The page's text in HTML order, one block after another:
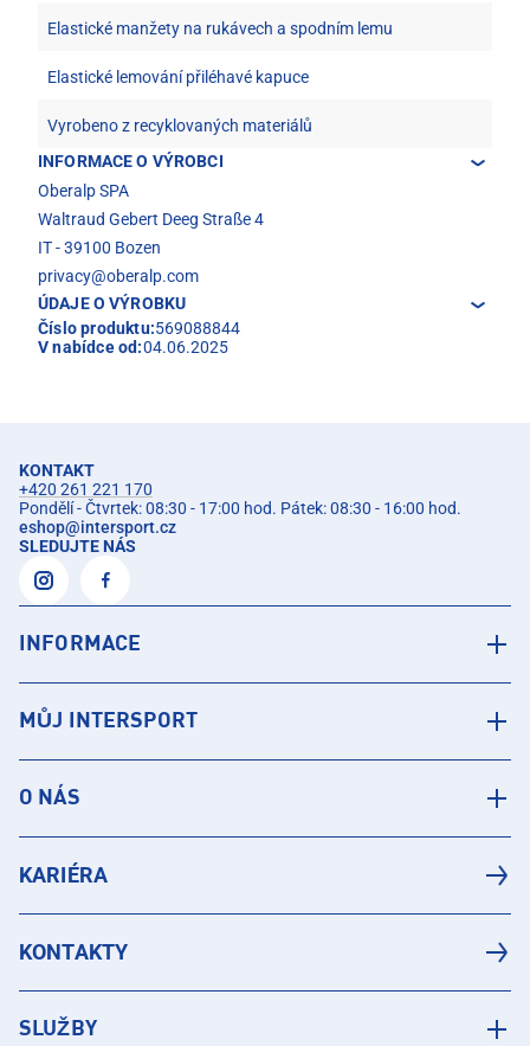
Elastické manžety na rukávech a spodním lemu
Elastické lemování přiléhavé kapuce
Vyrobeno z recyklovaných materiálů
INFORMACE O VÝROBCI
Oberalp SPA
Waltraud Gebert Deeg Straße 4
IT - 39100 Bozen
privacy@oberalp.com
ÚDAJE O VÝROBKU
Číslo produktu:569088844
V nabídce od:04.06.2025
KONTAKT
+420 261 221 170
Pondělí - Čtvrtek: 08:30 - 17:00 hod. Pátek: 08:30 - 16:00 hod.
eshop@intersport.cz
SLEDUJTE NÁS
INFORMACE
MŮJ INTERSPORT
O NÁS
KARIÉRA
KONTAKTY
SLUŽBY